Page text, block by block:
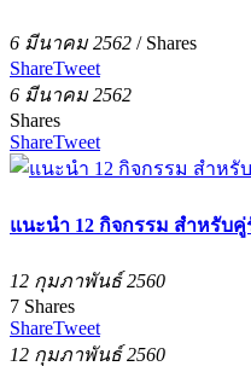
6 มีนาคม 2562 / Shares
ShareTweet
6 มีนาคม 2562
Shares
ShareTweet
แนะนำ 12 กิจกรรม สำหรับคู่
12 กุมภาพันธ์ 2560
7 Shares
ShareTweet
12 กุมภาพันธ์ 2560